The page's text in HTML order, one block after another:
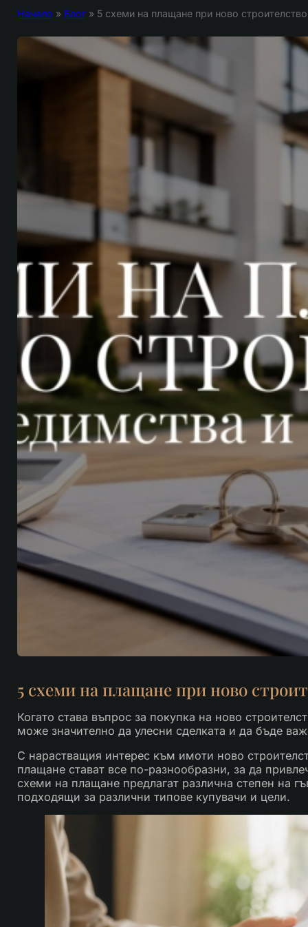
Начало » Блог » 5 схеми на плащане при ново строителство
5 схеми на плащане при ново
Когато става въпрос за покупка на ново
може значително да улесни сделката и да бъде
С нарастващия интерес към имоти ново
плащане стават все по-разнообразни, за да
схеми на плащане предлагат различна степен на
подходящи за различни типове купувачи и цели.